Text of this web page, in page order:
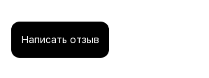
Написать отзыв